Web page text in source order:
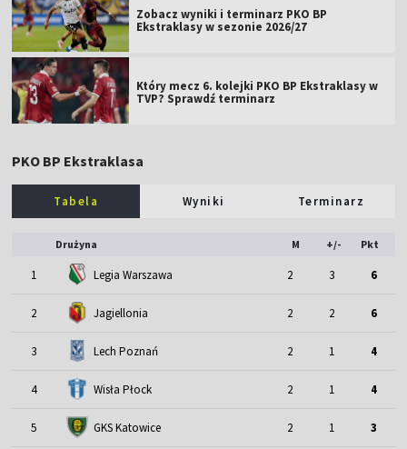
Zobacz wyniki i terminarz PKO BP
Ekstraklasy w sezonie 2026/27
Który mecz 6. kolejki PKO BP Ekstraklasy w
TVP? Sprawdź terminarz
PKO BP Ekstraklasa
Tabela Wyniki Terminarz
Drużyna M +/- Pkt
1 Legia Warszawa 2 3 6
2 Jagiellonia 2 2 6
3 Lech Poznań 2 1 4
4 Wisła Płock 2 1 4
5 GKS Katowice 2 1 3